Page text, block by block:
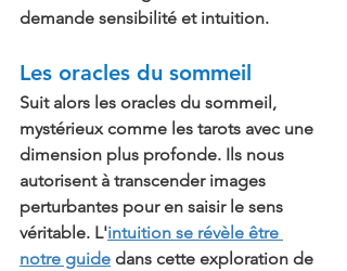
demande sensibilité et intuition.
Les oracles du sommeil
Suit alors les oracles du sommeil,
mystérieux comme les tarots avec une
dimension plus profonde. Ils nous
autorisent à transcender images
perturbantes pour en saisir le sens
véritable. L'intuition se révèle être
notre guide dans cette exploration de